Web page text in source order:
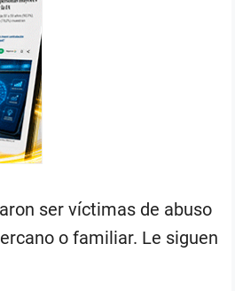
ser víctimas de abuso
o familiar. Le siguen